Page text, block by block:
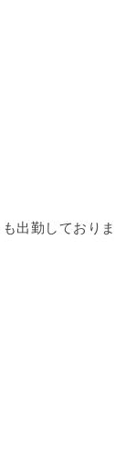
出勤しておりま